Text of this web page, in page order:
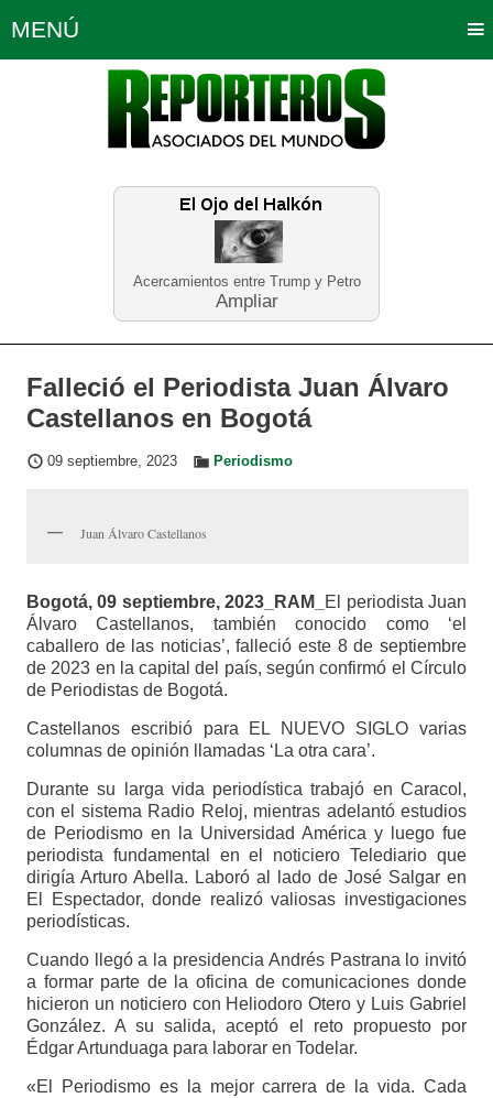
Acercamientos entre Trump y Petro
Ampliar
MENÚ
Política Opinión Bogotá
Planeta Tierra Deportes
Educación Neira
Falleció el Periodista Juan Álvaro
Castellanos en Bogotá
09 septiembre, 2023 Periodismo
Juan Álvaro Castellanos
Bogotá, 09 septiembre, 2023_RAM_
El periodista Juan
Álvaro Castellanos, también conocido como ‘el
caballero de las noticias’, falleció este 8 de septiembre
de 2023 en la capital del país, según confirmó el Círculo
de Periodistas de Bogotá.
Castellanos escribió para EL NUEVO SIGLO varias
columnas de opinión llamadas ‘La otra cara’.
Durante su larga vida periodística trabajó en Caracol,
con el sistema Radio Reloj, mientras adelantó estudios
de Periodismo en la Universidad América y luego fue
periodista fundamental en el noticiero Telediario que
dirigía Arturo Abella. Laboró al lado de José Salgar en
El Espectador, donde realizó valiosas investigaciones
periodísticas.
Cuando llegó a la presidencia Andrés Pastrana lo invitó
a formar parte de la oficina de comunicaciones donde
hicieron un noticiero con Heliodoro Otero y Luis Gabriel
González. A su salida, aceptó el reto propuesto por
Édgar Artunduaga para laborar en Todelar.
«El Periodismo es la mejor carrera de la vida. Cada